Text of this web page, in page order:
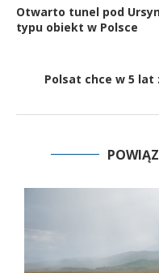
Otwarto tunel pod
typu obiekt w Polsce
Polsat chce w 5 lat